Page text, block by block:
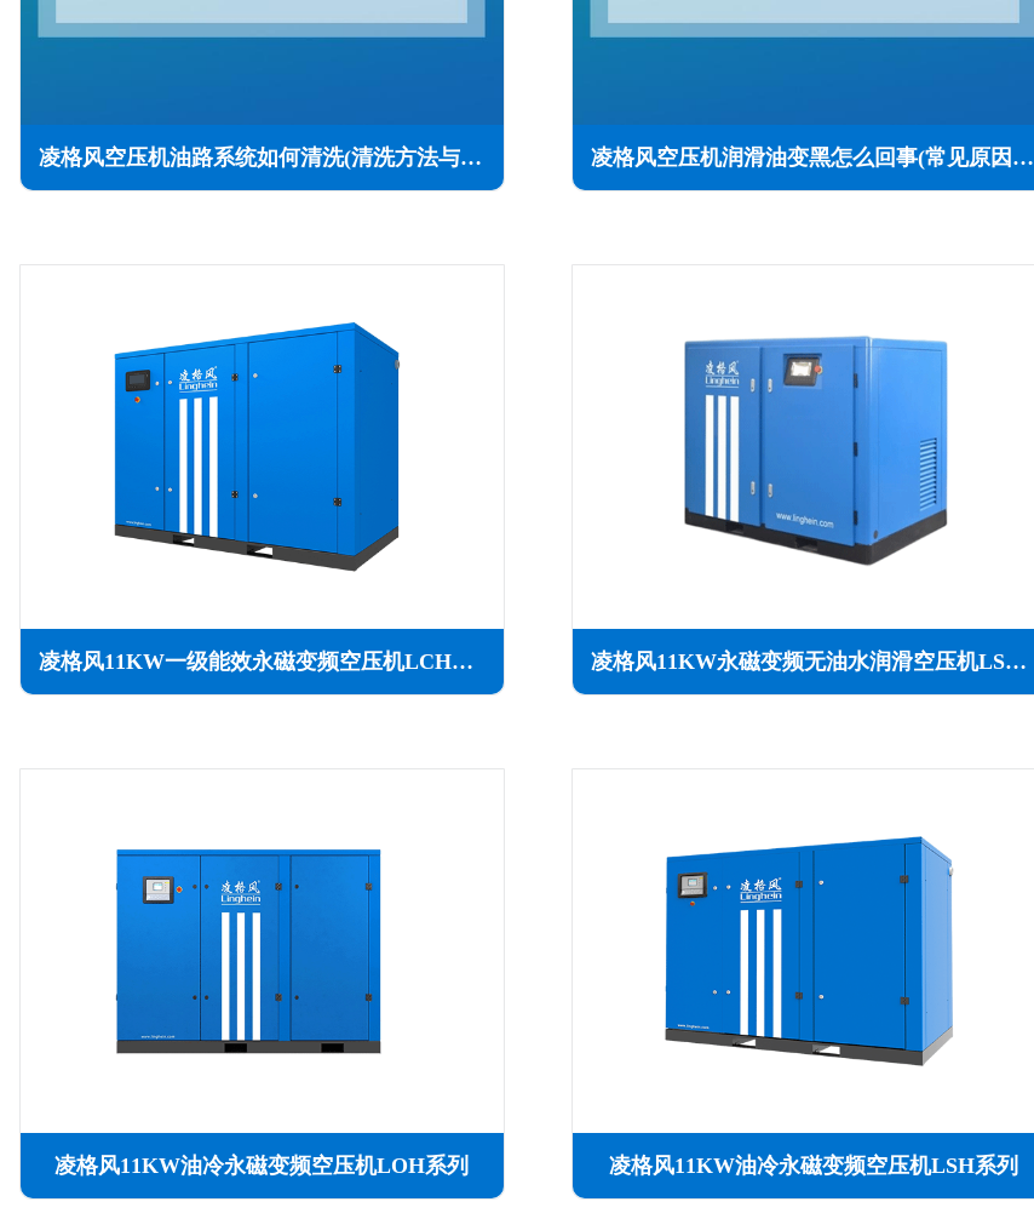
凌格风空压机油路系统如何清洗(清洗方法与注意事项) 凌格风空压机润滑油变黑怎么回事(常见原因与解决办法)
凌格风11KW一级能效永磁变频空压机LCH系列 凌格风11KW永磁变频无油水润滑空压机LSW PM系列
凌格风11KW油冷永磁变频空压机LOH系列 凌格风11KW油冷永磁变频空压机LSH系列